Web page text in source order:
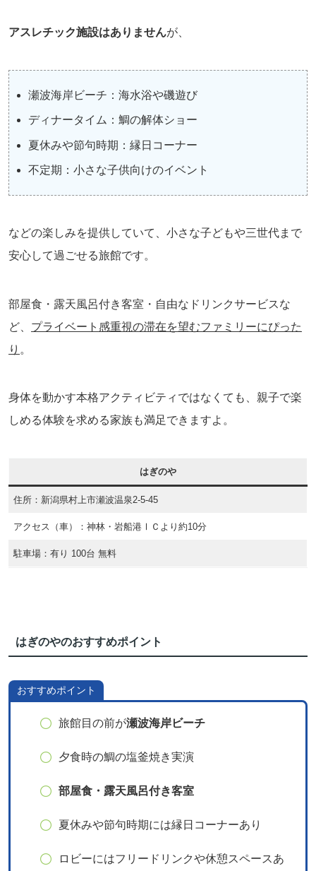
アスレチック施設はありませんが、
瀬波海岸ビーチ：海水浴や磯遊び
ディナータイム：鯛の解体ショー
夏休みや節句時期：縁日コーナー
不定期：小さな子供向けのイベント
などの楽しみを提供していて、小さな子どもや三世代まで
安心して過ごせる旅館です。
部屋食・露天風呂付き客室・自由なドリンクサービスな
ど、 プライベート感重視の滞在を望むファミリーにぴった
り 。
身体を動かす本格アクティビティではなくても、親子で楽
しめる体験を求める家族も満足できますよ。
はぎのや
住所：新潟県村上市瀬波温泉2-5-45
アクセス（車）：神林・岩船港ⅠＣより約10分
駐車場：有り 100台 無料
はぎのやのおすすめポイント
おすすめポイント
旅館目の前が瀬波海岸ビーチ
夕食時の鯛の塩釜焼き実演
部屋食・露天風呂付き客室
夏休みや節句時期には縁日コーナーあり
ロビーにはフリードリンクや休憩スペースあ